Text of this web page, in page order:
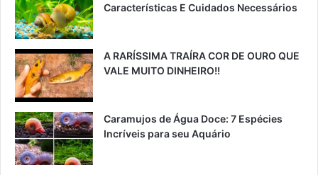
Características E Cuidados Necessários
A RARÍSSIMA TRAÍRA COR DE OURO QUE
VALE MUITO DINHEIRO!!
Caramujos de Água Doce: 7 Espécies
Incríveis para seu Aquário